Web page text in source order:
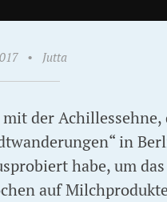
• Jutta
der
in
habe, um
auf